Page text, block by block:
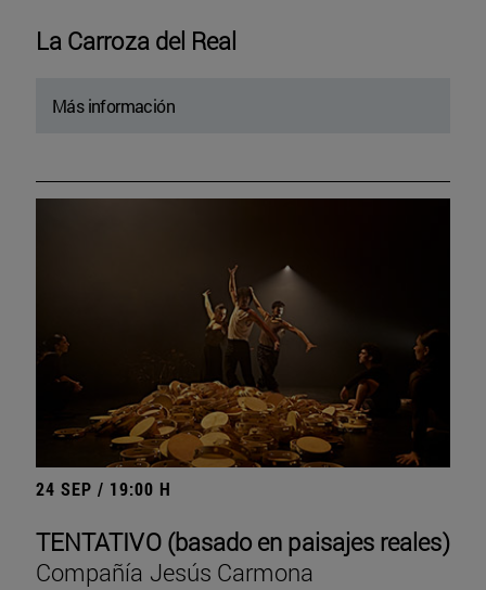
La Carroza del Real
Más información
24 SEP / 19:00 H
TENTATIVO (basado en paisajes reales)
Compañía Jesús Carmona